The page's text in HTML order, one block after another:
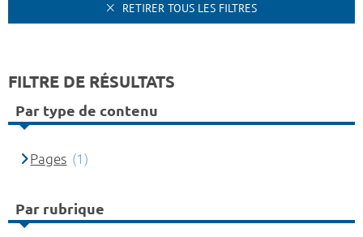
RETIRER TOUS LES FILTRES
FILTRE DE RÉSULTATS
Par type de contenu
Pages (1)
Par rubrique